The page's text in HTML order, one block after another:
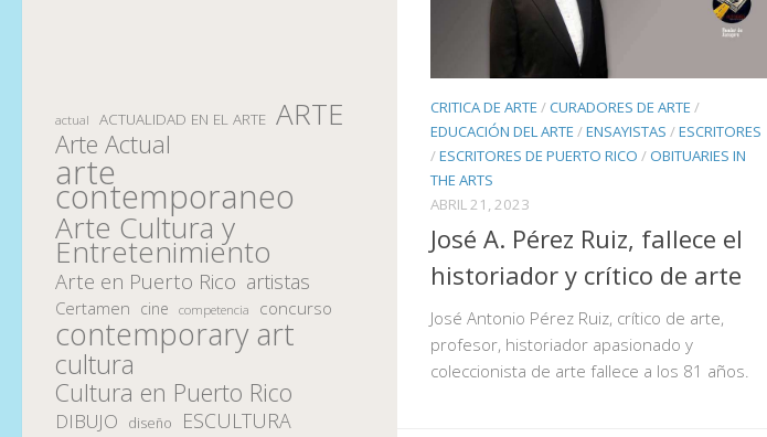
CRITICA DE ARTE /CURADORES DE ARTE /
EDUCACIÓN DEL ARTE /ENSAYISTAS /ESCRITORES
/ESCRITORES DE PUERTO RICO / OBITUARIES IN
THE ARTS
ABRIL 21, 2023
José A. Pérez Ruiz, fallece el
historiador y crítico de arte
José Antonio Pérez Ruiz, crítico de arte,
profesor, historiador apasionado y
coleccionista de arte fallece a los 81 años.
actual ACTUALIDAD EN EL ARTE ARTE
Arte Actual
arte
contemporaneo
Arte Cultura y
Entretenimiento
Arte en Puerto Rico artistas
Certamen cine competencia concurso
contemporary art
cultura
Cultura en Puerto Rico
DIBUJO diseño ESCULTURA